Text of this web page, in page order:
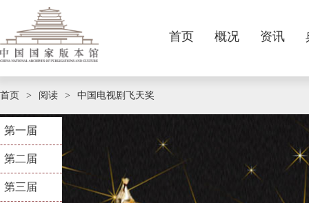
首页 概况 资讯
本馆简介 现任领导 职责定位
视频新闻 业界资讯
连环画 宣传画 音像制品
征集公告 征集动态 规章制度
主题展览 基本陈列 专题展览
国家版本数据中心 中华版本普查信息登录平台
标识服务 参观阅览 咨询服务
版本精品 版本荐书 期刊阅读
首页 > 阅读 > 中国电视剧飞天奖
第一届
第二届
第三届